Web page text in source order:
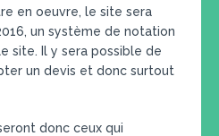
en oeuvre, le site sera
un système de notation
site. Il y sera possible de
un devis et donc surtout
donc ceux qui